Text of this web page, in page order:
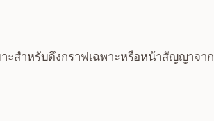
ะสำหรับดึงกราฟเฉพาะหรือหน้าสัญญาจาก